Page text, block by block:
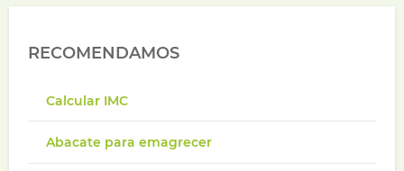
RECOMENDAMOS
Calcular IMC
Abacate para emagrecer